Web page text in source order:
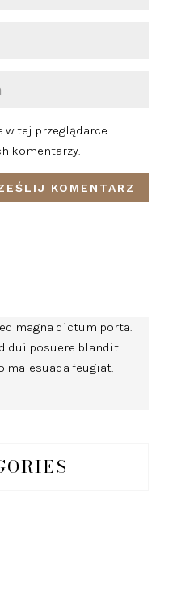
w tej przeglądarce
komentarzy.
magna dictum porta.
dui posuere blandit.
malesuada feugiat.